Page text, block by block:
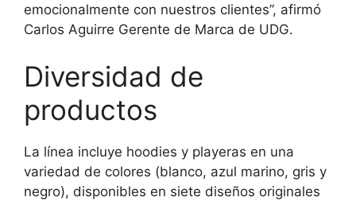
emocionalmente con nuestros clientes”, afirmó
Carlos Aguirre Gerente de Marca de UDG.
Diversidad de
productos
La línea incluye hoodies y playeras en una
variedad de colores (blanco, azul marino, gris y
negro), disponibles en siete diseños originales